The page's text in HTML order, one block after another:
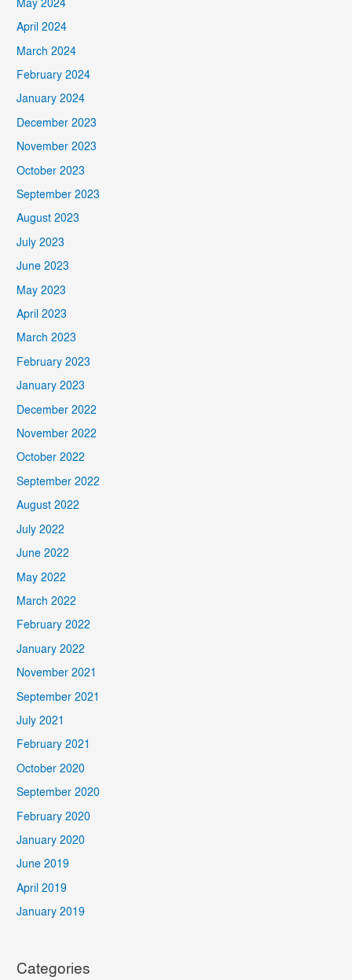
May 2024
April 2024
March 2024
February 2024
January 2024
December 2023
November 2023
October 2023
September 2023
August 2023
July 2023
June 2023
May 2023
April 2023
March 2023
February 2023
January 2023
December 2022
November 2022
October 2022
September 2022
August 2022
July 2022
June 2022
May 2022
March 2022
February 2022
January 2022
November 2021
September 2021
July 2021
February 2021
October 2020
September 2020
February 2020
January 2020
June 2019
April 2019
January 2019
Categories